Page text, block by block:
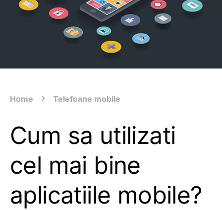
Home Telefoane mobile
Cum sa utilizati
cel mai bine
aplicatiile mobile?